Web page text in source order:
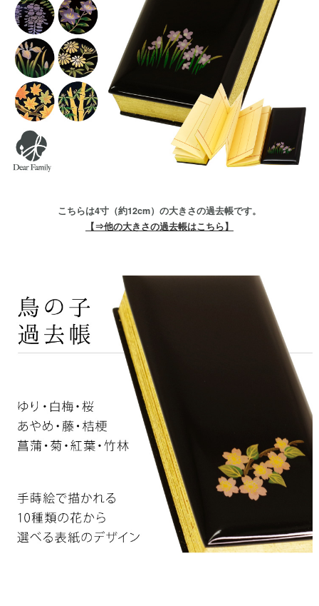
こちらは4寸（約12cm）の大きさの過去帳です。
【⇒他の大きさの過去帳はこちら】